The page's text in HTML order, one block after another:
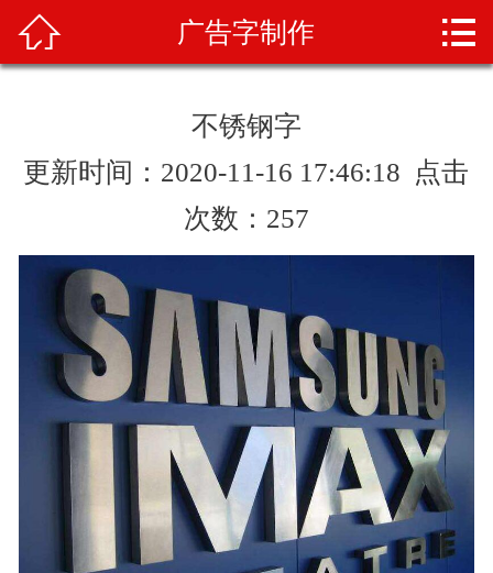
案例展示
产品知识
人才招聘
联系我们
在线留言
 广告字制作 
不锈钢字
更新时间：2020-11-16 17:46:18 点击
次数： 257